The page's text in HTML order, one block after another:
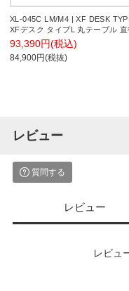
XL-045C LM/M4 | XF DESK
XFデスク タイプL 丸テーブル 直
500(天板直径450)×高さ725mm
(PLUS)
93,390円(税込)
84,900円(税抜)
レビュー
質問する
レビュー
レビュ